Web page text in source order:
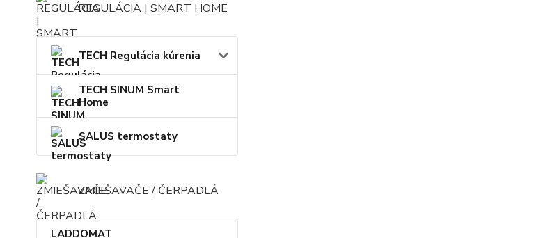
REGULÁCIA | SMART HOME
TECH Regulácia kúrenia
TECH SINUM Smart
Home
SALUS termostaty
ZMIEŠAVAČE / ČERPADLÁ
LADDOMAT